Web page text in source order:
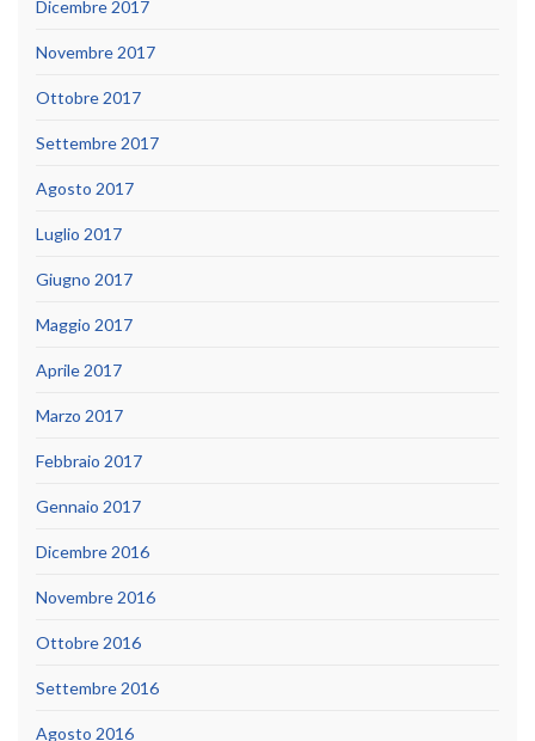
Dicembre 2017
Novembre 2017
Ottobre 2017
Settembre 2017
Agosto 2017
Luglio 2017
Giugno 2017
Maggio 2017
Aprile 2017
Marzo 2017
Febbraio 2017
Gennaio 2017
Dicembre 2016
Novembre 2016
Ottobre 2016
Settembre 2016
Agosto 2016